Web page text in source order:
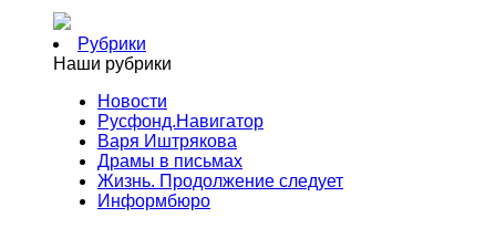
Рубрики
Наши рубрики
Новости
Русфонд.Навигатор
Варя Иштрякова
Драмы в письмах
Жизнь. Продолжение следует
Информбюро